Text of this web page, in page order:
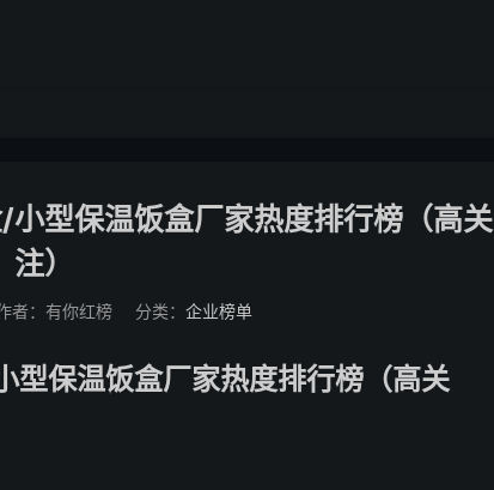
型保温饭盒厂家热度排行榜（高关
注）
者：有你红榜 分类： 企业榜单
保温饭盒厂家热度排行榜（高关